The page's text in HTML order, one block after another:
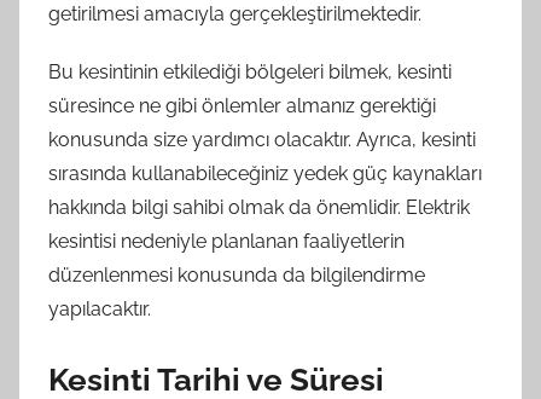
getirilmesi amacıyla gerçekleştirilmektedir.
Bu kesintinin etkilediği bölgeleri bilmek, kesinti
süresince ne gibi önlemler almanız gerektiği
konusunda size yardımcı olacaktır. Ayrıca, kesinti
sırasında kullanabileceğiniz yedek güç kaynakları
hakkında bilgi sahibi olmak da önemlidir. Elektrik
kesintisi nedeniyle planlanan faaliyetlerin
düzenlenmesi konusunda da bilgilendirme
yapılacaktır.
Kesinti Tarihi ve Süresi